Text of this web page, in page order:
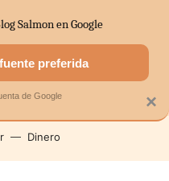
MERCADOS
Dinero
×
Salmon en Google
preferida
de Google